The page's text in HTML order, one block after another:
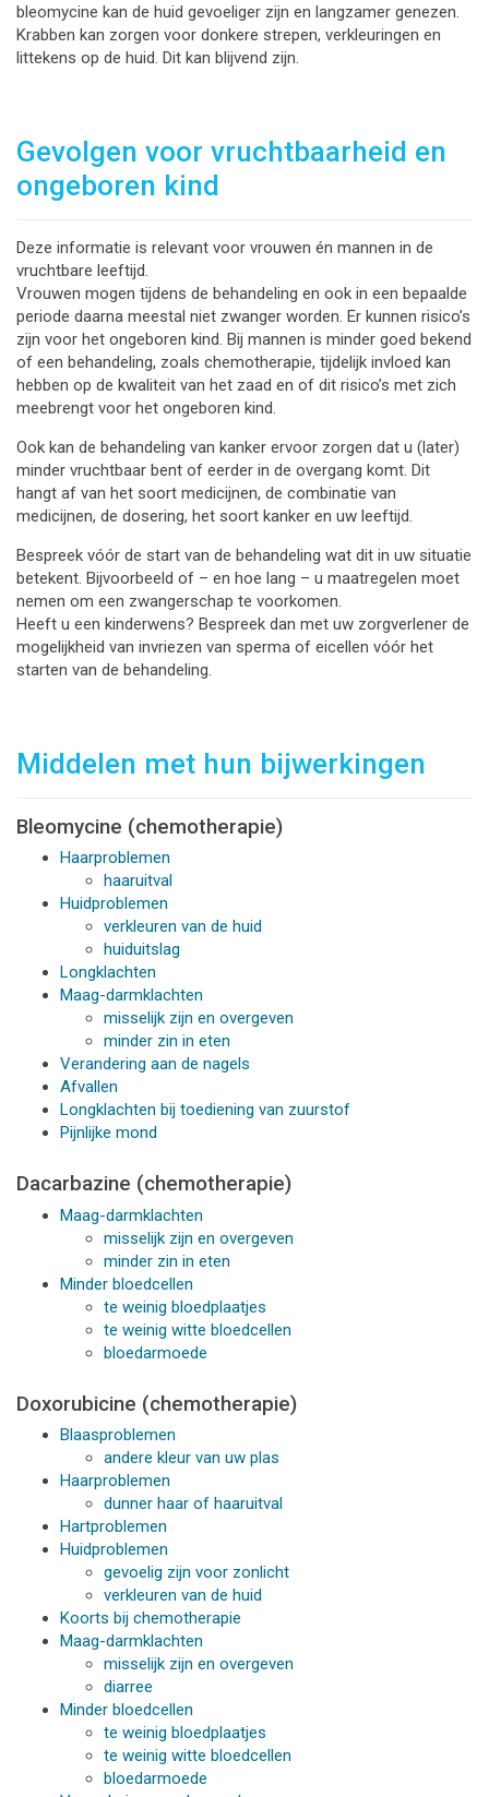
bleomycine kan de huid gevoeliger zijn en langzamer genezen.
Krabben kan zorgen voor donkere strepen, verkleuringen en
littekens op de huid. Dit kan blijvend zijn.
Gevolgen voor vruchtbaarheid en
ongeboren kind
Deze informatie is relevant voor vrouwen én mannen in de
vruchtbare leeftijd.
Vrouwen mogen tijdens de behandeling en ook in een bepaalde
periode daarna meestal niet zwanger worden. Er kunnen risico’s
zijn voor het ongeboren kind. Bij mannen is minder goed bekend
of een behandeling, zoals chemotherapie, tijdelijk invloed kan
hebben op de kwaliteit van het zaad en of dit risico’s met zich
meebrengt voor het ongeboren kind.
Ook kan de behandeling van kanker ervoor zorgen dat u (later)
minder vruchtbaar bent of eerder in de overgang komt. Dit
hangt af van het soort medicijnen, de combinatie van
medicijnen, de dosering, het soort kanker en uw leeftijd.
Bespreek vóór de start van de behandeling wat dit in uw situatie
betekent. Bijvoorbeeld of – en hoe lang – u maatregelen moet
nemen om een zwangerschap te voorkomen.
Heeft u een kinderwens? Bespreek dan met uw zorgverlener de
mogelijkheid van invriezen van sperma of eicellen vóór het
starten van de behandeling.
Middelen met hun bijwerkingen
Bleomycine (chemotherapie)
Haarproblemen
haaruitval
Huidproblemen
verkleuren van de huid
huiduitslag
Longklachten
Maag-darmklachten
misselijk zijn en overgeven
minder zin in eten
Verandering aan de nagels
Afvallen
Longklachten bij toediening van zuurstof
Pijnlijke mond
Dacarbazine (chemotherapie)
Maag-darmklachten
misselijk zijn en overgeven
minder zin in eten
Minder bloedcellen
te weinig bloedplaatjes
te weinig witte bloedcellen
bloedarmoede
Doxorubicine (chemotherapie)
Blaasproblemen
andere kleur van uw plas
Haarproblemen
dunner haar of haaruitval
Hartproblemen
Huidproblemen
gevoelig zijn voor zonlicht
verkleuren van de huid
Koorts bij chemotherapie
Maag-darmklachten
misselijk zijn en overgeven
diarree
Minder bloedcellen
te weinig bloedplaatjes
te weinig witte bloedcellen
bloedarmoede